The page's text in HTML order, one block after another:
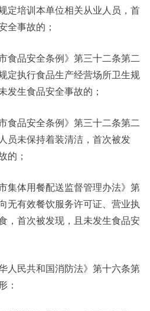
定培训本单位相关从业人员，首
全事故的；
品安全条例》第三十二条第二
定执行食品生产经营场所卫生规
发生食品安全事故的；
品安全条例》第三十二条第二
员未保持着装清洁，首次被发
的；
体用餐配送监督管理办法》第
无有效餐饮服务许可证、营业执
，首次被发现，且未发生食品安
民共和国消防法》第十六条第
：